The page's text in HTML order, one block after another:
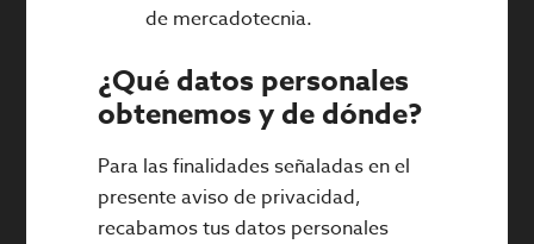
de mercadotecnia.
¿Qué datos personales
obtenemos y de dónde?
Para las finalidades señaladas en el
presente aviso de privacidad,
recabamos tus datos personales